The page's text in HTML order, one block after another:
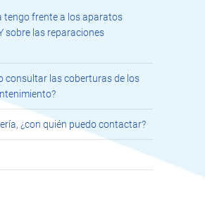
tengo frente a los aparatos
sobre las reparaciones
consultar las coberturas de los
¿con quién puedo contactar?